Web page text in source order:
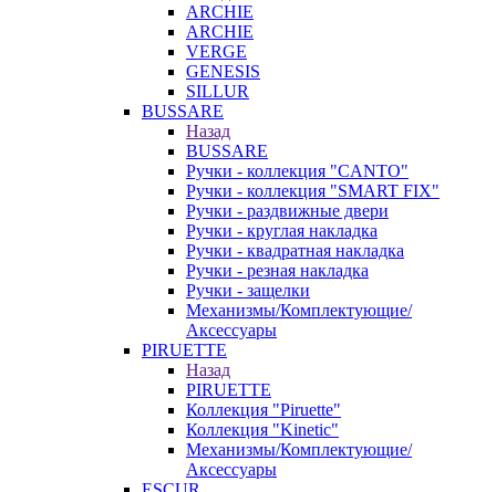
ARCHIE
ARCHIE
VERGE
GENESIS
SILLUR
BUSSARE
Назад
BUSSARE
Ручки - коллекция "CANTO"
Ручки - коллекция "SMART FIX"
Ручки - раздвижные двери
Ручки - круглая накладка
Ручки - квадратная накладка
Ручки - резная накладка
Ручки - защелки
Механизмы/Комплектующие/
Аксессуары
PIRUETTE
Назад
PIRUETTE
Коллекция "Piruette"
Коллекция "Kinetic"
Механизмы/Комплектующие/
Аксессуары